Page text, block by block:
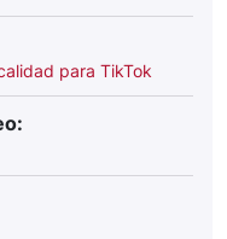
para TikTok